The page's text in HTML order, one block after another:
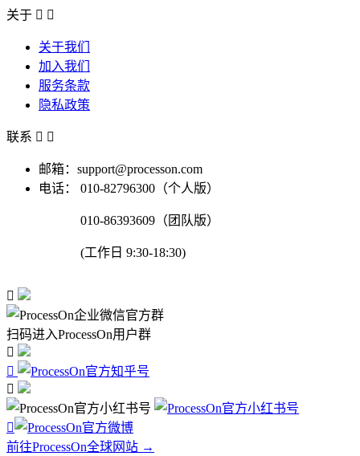
关于  
关于我们
加入我们
服务条款
隐私政策
联系  
邮箱：support@processon.com
电话：
010-82796300（个人版）
010-86393609（团队版）
(工作日 9:30-18:30)

扫码进入ProcessOn用户群




前往ProcessOn全球网站 →